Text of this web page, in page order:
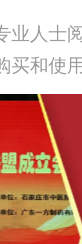
业人士
买和使